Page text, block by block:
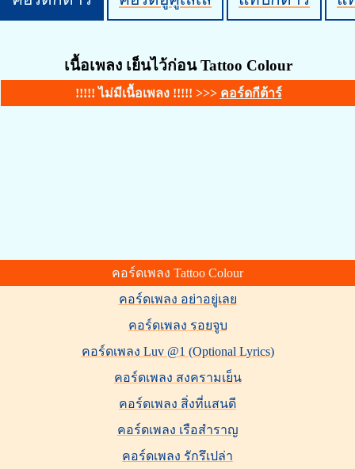
เนื้อเพลง เย็นไว้ก่อน Tattoo Colour
!!!!! ไม่มีเนื้อเพลง !!!!! >>> คอร์ดกีต้าร์
คอร์ดเพลง Tattoo Colour
คอร์ดเพลง อย่าอยู่เลย
คอร์ดเพลง รอยจูบ
คอร์ดเพลง Luv @1 (Optional Lyrics)
คอร์ดเพลง สงครามเย็น
คอร์ดเพลง สิ่งที่แสนดี
คอร์ดเพลง เรือสำราญ
คอร์ดเพลง รักรึเปล่า